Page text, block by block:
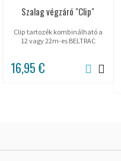
Szalag végzáró "Clip"
Clip tartozék kombinálható a
12 vagy 22m-es BELTRAC
16,95 €